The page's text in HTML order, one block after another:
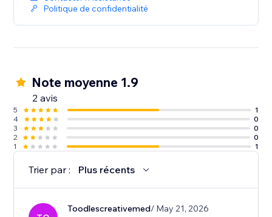
Politique de confidentialité
Note moyenne 1.9
2 avis
5
1
4
0
3
0
2
0
1
1
Trier par : Plus récents
Toodlescreativemed/ May 21, 2026